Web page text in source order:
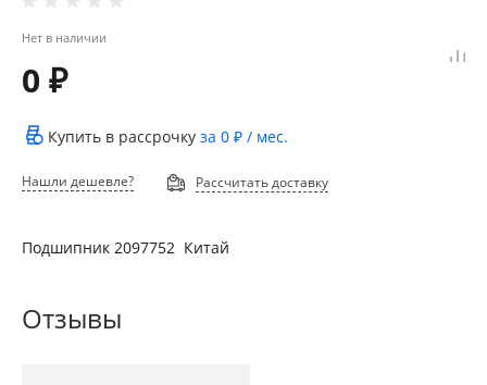
Нет в наличии
0 ₽
Купить в рассрочку за 0 ₽ / мес.
Нашли дешевле? Рассчитать доставку
Подшипник 2097752 Китай
Отзывы